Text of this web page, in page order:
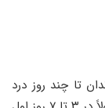
تا چند روز درد